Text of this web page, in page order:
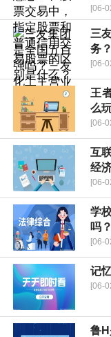
[06-
三
务？
[06-
王
么
[06-
互
经
[06-
学
吗
[06-
记
[06-
鲁